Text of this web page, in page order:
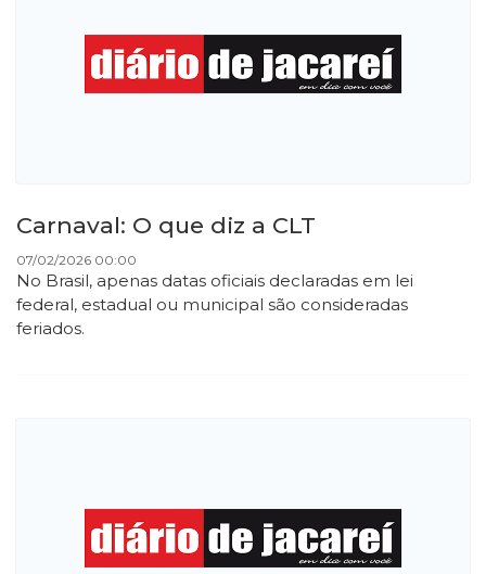
Carnaval: O que diz a CLT
07/02/2026 00:00
No Brasil, apenas datas oficiais declaradas em lei
federal, estadual ou municipal são consideradas
feriados.